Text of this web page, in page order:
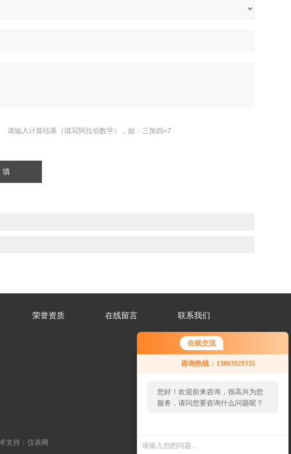
在线交流
咨询热线：13803929335
您好！欢迎前来咨询，很高兴为您
服务，请问您要咨询什么问题呢？
请输入计算结果（填写阿拉伯数字），如：三加四=7
荣誉资质 在线留言 联系我们
支持： 仪表网
号
二